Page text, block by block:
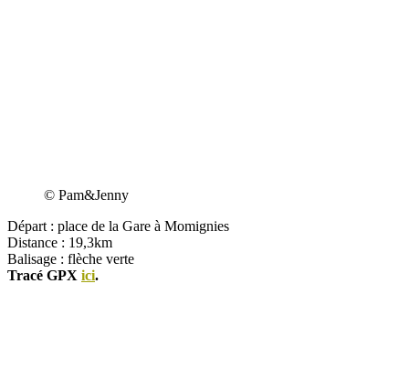
© Pam&Jenny
Départ : place de la Gare à Momignies
Distance : 19,3km
Balisage : flèche verte
Tracé GPX ici.